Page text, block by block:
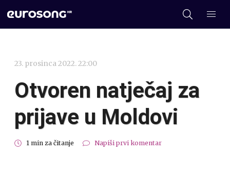
23. prosinca 2022. 22:00
Otvoren natječaj za
prijave u Moldovi
1 min za čitanje Napiši prvi komentar